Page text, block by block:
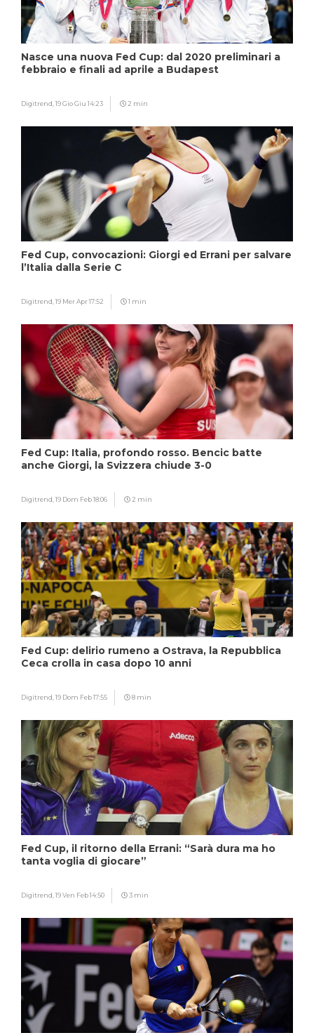
Nasce una nuova Fed Cup: dal 2020 preliminari a
febbraio e finali ad aprile a Budapest
Digitrend,19 Gio Giu 14:23 2 min
Fed Cup, convocazioni: Giorgi ed Errani per salvare
l’Italia dalla Serie C
Digitrend,19 Mer Apr 17:52 1 min
Fed Cup: Italia, profondo rosso. Bencic batte
anche Giorgi, la Svizzera chiude 3-0
Digitrend,19 Dom Feb 18:06 2 min
Fed Cup: delirio rumeno a Ostrava, la Repubblica
Ceca crolla in casa dopo 10 anni
Digitrend,19 Dom Feb 17:55 8 min
Fed Cup, il ritorno della Errani: “Sarà dura ma ho
tanta voglia di giocare”
Digitrend,19 Ven Feb 14:50 3 min